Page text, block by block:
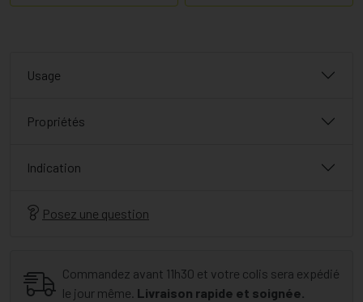
Usage
Propriétés
Indication
Posez une question
Commandez avant 11h30 et votre colis sera expédié
le jour même. Livraison rapide et soignée.